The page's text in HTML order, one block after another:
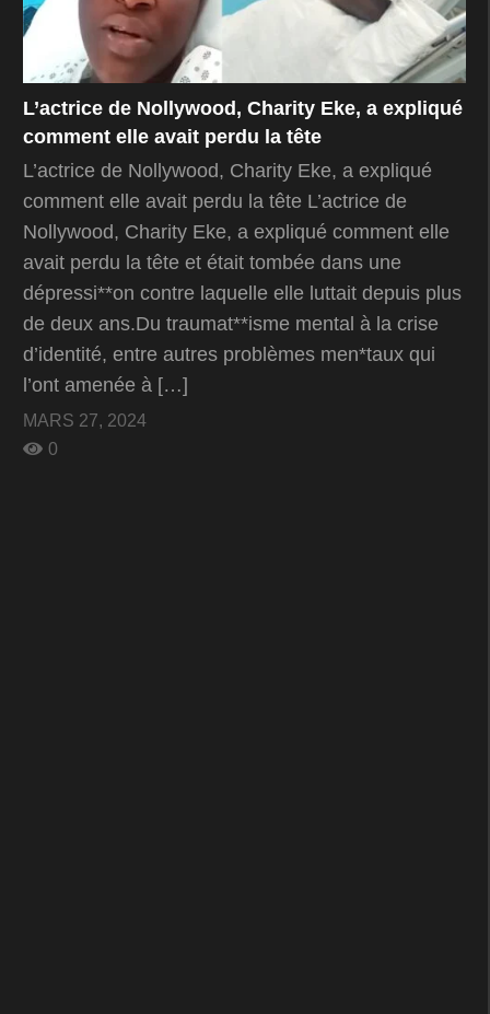
L’actrice de Nollywood, Charity Eke, a expliqué
comment elle avait perdu la tête
L’actrice de Nollywood, Charity Eke, a expliqué
comment elle avait perdu la tête L’actrice de
Nollywood, Charity Eke, a expliqué comment elle
avait perdu la tête et était tombée dans une
dépressi**on contre laquelle elle luttait depuis plus
de deux ans.Du traumat**isme mental à la crise
d’identité, entre autres problèmes men*taux qui
l’ont amenée à […]
MARS 27, 2024
0